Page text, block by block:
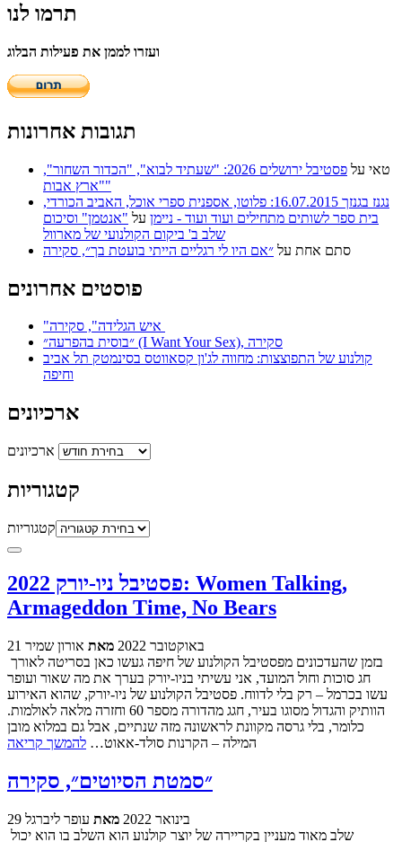
תרמו לנו
ועזרו לממן את פעילות הבלוג
תגובות אחרונות
טאי על
פסטיבל ירושלים 2026: "שעתיד לבוא", "הכדור השחור",
"ארץ אבות"
נגנז בגנזך 16.07.2015: פלוטו, אספנית ספרי אוכל, האביב הכורדי,
בית ספר לשותים מתחילים ועוד ועוד - ניימן על "אנטמן" וסיכום
שלב ב' ביקום הקולנועי של מארוול
סתם אחת על ״אם היו לי רגליים הייתי בועטת בך״, סקירה
פוסטים אחרונים
״בוסית בהפרעה״ (I Want Your Sex), סקירה
קולנוע של התפוצצות: מחווה לג'ון קסאווטס בסינמטק תל אביב
וחיפה
ארכיונים
ארכיונים
קטגוריות
קטגוריות
פסטיבל ניו-יורק 2022: Women Talking,
Armageddon Time, No Bears
21 באוקטובר 2022 מאת אורון שמיר
חג סוכות וחול המועד, אני עשיתי בניו-יורק בערך את מה שאור ועופר
עשו בכרמל – רק בלי לדווח. פסטיבל הקולנוע של ניו-יורק, שהוא האירוע
הוותיק והגדול מסוגו בעיר, חגג מהדורה מספר 60 וחזרה מלאה לאולמות.
כלומר, בלי גרסה מקוונת לראשונה מזה שנתיים, אבל גם במלוא מובן
המילה – הקרנות סולד-אאוט… להמשך קריאה
״סמטת הסיוטים״, סקירה
29 בינואר 2022 מאת עופר ליברגל